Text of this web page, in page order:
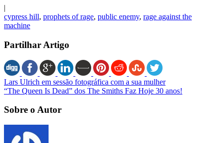
|
cypress hill, prophets of rage, public enemy, rage against the
machine
Partilhar Artigo
Lars Ulrich em sessão fotográfica com a sua mulher
“The Queen Is Dead” dos The Smiths Faz Hoje 30 anos!
Sobre o Autor